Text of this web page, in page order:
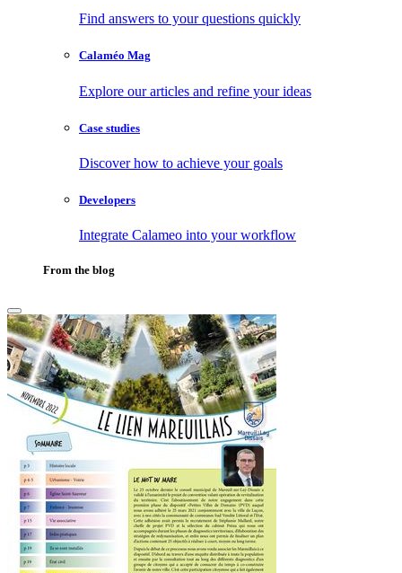
Find answers to your questions quickly
Calaméo Mag
Explore our articles and refine your ideas
Case studies
Discover how to achieve your goals
Developers
Integrate Calameo into your workflow
From the blog